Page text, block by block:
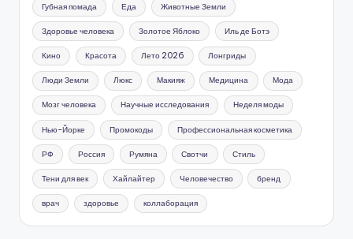
Губная помада Еда Животные Земли
Здоровье человека Золотое Яблоко Иль де Ботэ
Кино Красота Лето 2026 Лонгриды
Люди Земли Люкс Макияж Медицина Мода
Мозг человека Научные исследования Неделя моды
Нью-Йорке Промокоды Профессиональная косметика
РФ Россия Румяна Свотчи Стиль
Тени для век Хайлайтер Человечество бренд
врач здоровье коллаборация